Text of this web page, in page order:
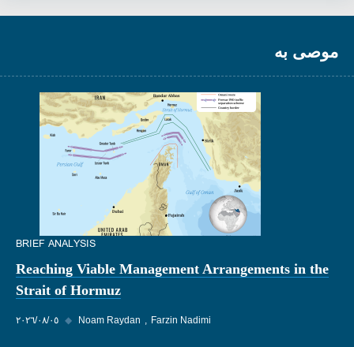
موصى به
BRIEF ANALYSIS
Reaching Viable Management Arrangements in the
Strait of Hormuz
٠٥‏/٠٨‏/٢٠٢٦ ◆ Noam Raydan Farzin Nadimi